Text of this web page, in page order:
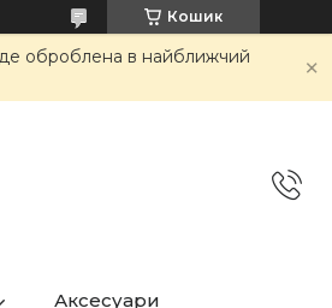
Кошик
оброблена в найближчий
Аксесуари